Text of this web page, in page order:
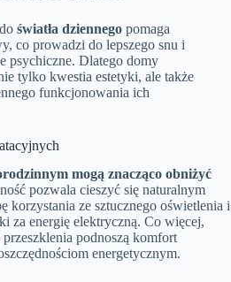
światła dziennego pomaga
co prowadzi do lepszego snu i
psychiczne. Dlatego domy
tylko kwestia estetyki, ale także
funkcjonowania ich
mogą znacząco obniżyć
pozwala cieszyć się naturalnym
korzystania ze sztucznego oświetlenia i
za energię elektryczną. Co więcej,
podnoszą komfort
energetycznym.